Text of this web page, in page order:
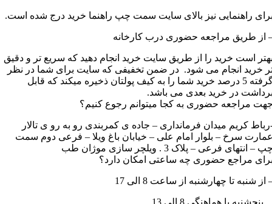
راهنمایی نیز بالای سایت سمت چپ راهنما خرید درج شده است.
از طریق مراجعه حضوری درب کارخانه
است خرید را از طریق سایت خرید انجام دهید که سریع تر و دقیق
خرید انجام می شود. در ضمن تخفیفی که سایت برای شما در نظر
گرفته 5 درصد خرید شما را به کیف پولتان ذخیره میکند که قابل
در خرید بعدی می باشد.
مراجعه حضوری به کجا میتوانم رجوع کنیم؟
رباط کریم میدان فرمانداری – جاده ی کمربندی رو به رو ی تالار
سرخ – بلوار امام علی – خیابان باغ ویلا – فرعی دوم سمت
– انتهای فرعی – پلاک 3 . ویلچر سازی موژان طب
مراجع حضوری چه ساعتی امکان دارد؟
از شنبه تا چهارشنبه از ساعت 8 الی 17
با هماهنگی 8 الی 13